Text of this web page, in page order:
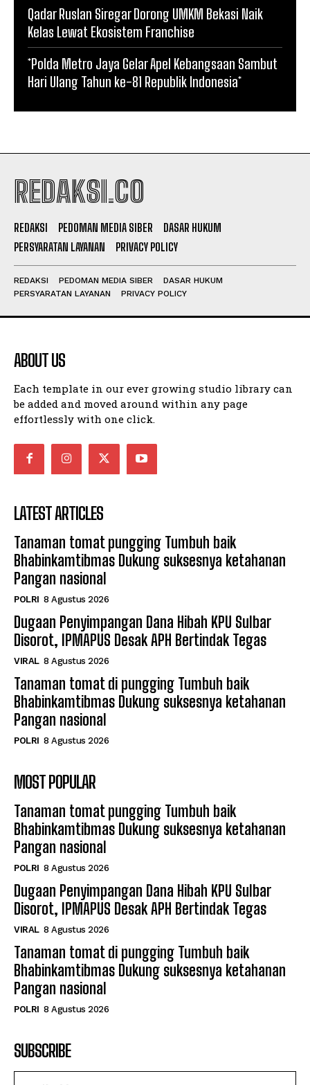
Qadar Ruslan Siregar Dorong UMKM Bekasi Naik
Kelas Lewat Ekosistem Franchise
*Polda Metro Jaya Gelar Apel Kebangsaan Sambut
Hari Ulang Tahun ke-81 Republik Indonesia*
REDAKSI.CO
REDAKSI PEDOMAN MEDIA SIBER
DASAR HUKUM
PERSYARATAN LAYANAN
PRIVACY POLICY
REDAKSI PEDOMAN MEDIA SIBER
DASAR HUKUM
PERSYARATAN LAYANAN
PRIVACY POLICY
ABOUT US
Each template in our ever growing studio library can
be added and moved around within any page
effortlessly with one click.
LATEST ARTICLES
Tanaman tomat pungging Tumbuh baik
Bhabinkamtibmas Dukung suksesnya ketahanan
Pangan nasional
POLRI 8 Agustus 2026
Dugaan Penyimpangan Dana Hibah KPU Sulbar
Disorot, IPMAPUS Desak APH Bertindak Tegas
VIRAL 8 Agustus 2026
Tanaman tomat di pungging Tumbuh baik
Bhabinkamtibmas Dukung suksesnya ketahanan
Pangan nasional
POLRI 8 Agustus 2026
MOST POPULAR
Tanaman tomat pungging Tumbuh baik
Bhabinkamtibmas Dukung suksesnya ketahanan
Pangan nasional
POLRI 8 Agustus 2026
Dugaan Penyimpangan Dana Hibah KPU Sulbar
Disorot, IPMAPUS Desak APH Bertindak Tegas
VIRAL 8 Agustus 2026
Tanaman tomat di pungging Tumbuh baik
Bhabinkamtibmas Dukung suksesnya ketahanan
Pangan nasional
POLRI 8 Agustus 2026
SUBSCRIBE